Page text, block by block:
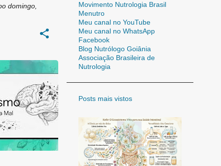
domingo,
Movimento Nutrologia Brasil
Menutro
Meu canal no YouTube
Meu canal no WhatsApp
Facebook
Blog Nutrólogo Goiânia
Associação Brasileira de
Nutrologia
Posts mais vistos